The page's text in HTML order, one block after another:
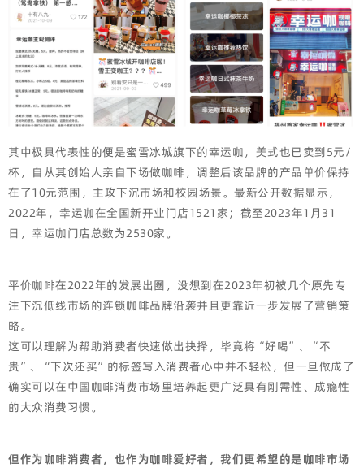
其中极具代表性的便是蜜雪冰城旗下的幸运咖，美式也已卖到5元/
杯，自从其创始人亲自下场做咖啡，调整后该品牌的产品单价保持
在了10元范围，主攻下沉市场和校园场景。最新公开数据显示，
2022年，幸运咖在全国新开业门店1521家；截至2023年1月31
日，幸运咖门店总数为2530家。
平价咖啡在2022年的发展出圈，没想到在2023年初被几个原先专
注下沉低线市场的连锁咖啡品牌沿袭并且更靠近一步发展了营销策
略。
这可以理解为帮助消费者快速做出抉择，毕竟将“好喝”、“不
贵”、“下次还买”的标签写入消费者心中并不轻松，但一旦做成了
确实可以在中国咖啡消费市场里培养起更广泛具有刚需性、成瘾性
的大众消费习惯。
但作为咖啡消费者，也作为咖啡爱好者，我们更希望的是咖啡市场